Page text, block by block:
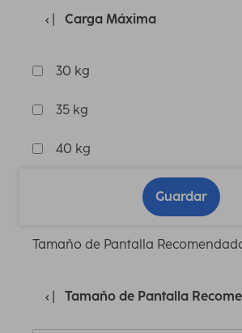
Carga Máxima
30 kg
35 kg
40 kg
Guardar
Tamaño de Pantalla
Tamaño de Pantalla